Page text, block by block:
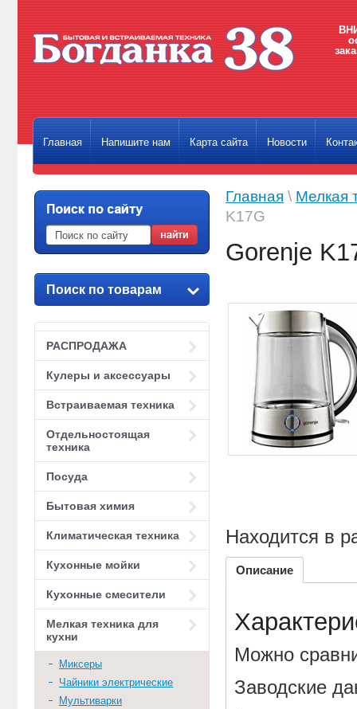
Главная Напишите нам Карта сайта Новости
Поиск по товарам
РАСПРОДАЖА
Кулеры и аксессуары
Встраиваемая техника
Отдельностоящая
техника
Посуда
Бытовая химия
Климатическая техника
Кухонные мойки
Кухонные смесители
Мелкая техника для
кухни
Миксеры
Чайники электрические
Мультиварки
Главная \ Мелкая
K17G
Gorenje
Находится в
Описание
Можно
Заводские